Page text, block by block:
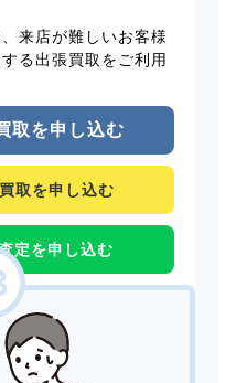
来店が難しいお客様
る出張買取をご利用
取を申し込む
取を申し込む
定を申し込む